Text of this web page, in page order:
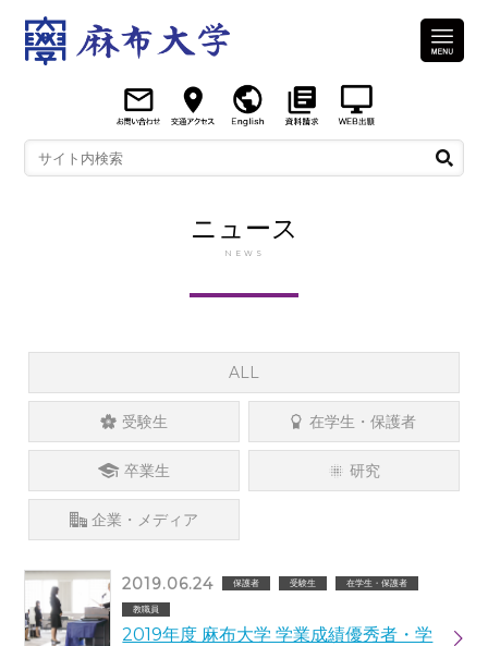
ニュース
NEWS
ALL
受験生 在学生・保護者
卒業生 研究
企業・メディア
2019.06.24 保護者 受験生 在学生・保護者
教職員
2019年度 麻布大学 学業成績優秀者・学